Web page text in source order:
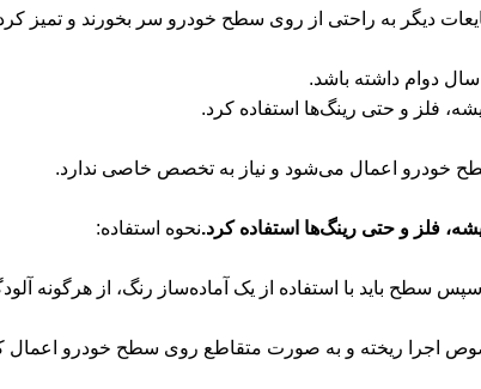
دیگر به راحتی از روی سطح خودرو سر بخورند و تمیز
دوام داشته باشد.
فلز و حتی رینگ‌ها استفاده کرد.
خودرو اعمال می‌شود و نیاز به تخصص خاصی ندارد.
فلز و حتی رینگ‌ها استفاده کرد.نحوه استفاده:
سپس سطح باید با استفاده از یک آماده‌ساز رنگ، از هرگونه
اجرا ریخته و به صورت متقاطع روی سطح خودرو اعمال